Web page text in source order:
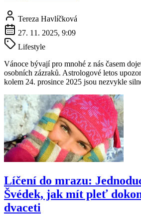
Tereza Havlíčková
27. 11. 2025, 9:09
Lifestyle
Vánoce bývají pro mnohé z nás časem
osobních zázraků. Astrologové letos
kolem 24. prosince 2025 jsou nezvykle
Líčení do mrazu:
Švédek, jak mít pleť
dvaceti